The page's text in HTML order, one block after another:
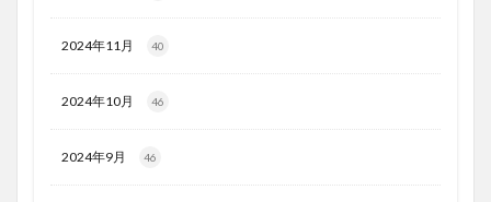
2024年11月 40
2024年10月 46
2024年9月 46